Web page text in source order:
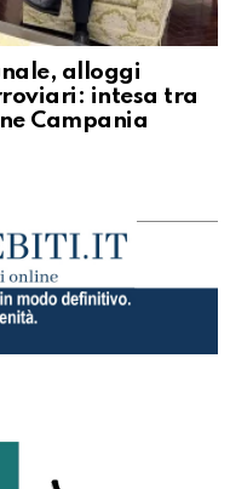
alloggi
intesa tra
Campania